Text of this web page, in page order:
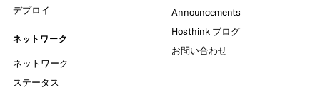
デプロイ
ネットワーク
ネットワーク
ステータス
Announcements
Hosthink ブログ
お問い合わせ